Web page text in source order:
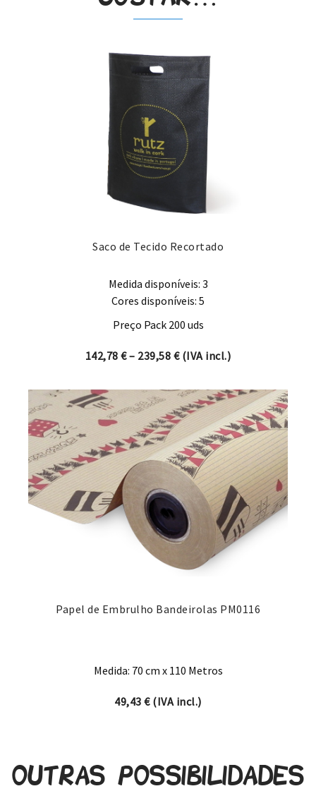
Saco de Tecido Recortado
Medida disponíveis: 3
Cores disponíveis: 5
Preço Pack 200 uds
142,78€– 239,58 €Price range: 142,78 €
(IVA incl.)
Papel de Embrulho Bandeirolas PM0116
Medida: 70 cm x 110 Metros
49,43€(IVA incl.)
Outras possibilidades